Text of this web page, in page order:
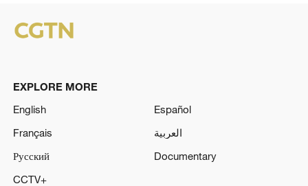
EXPLORE MORE
English
Español
Français
العربية
Русский
Documentary
CCTV+